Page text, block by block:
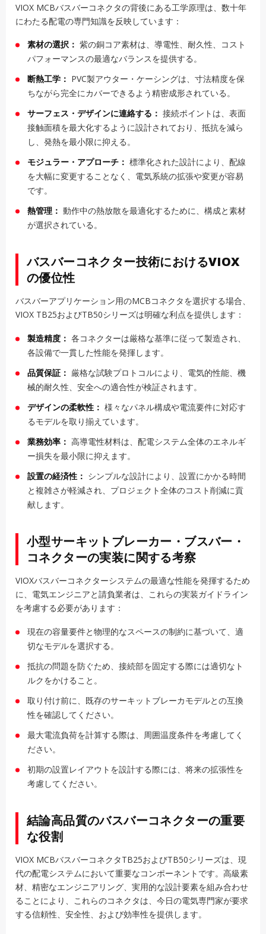
VIOX MCBバスバーコネクタの背後にある工学原理は、数十年
にわたる配電の専門知識を反映しています：
素材の選択： 紫の銅コア素材は、導電性、耐久性、コスト
パフォーマンスの最適なバランスを提供する。
断熱工学： PVC製アウター・ケーシングは、寸法精度を保
ちながら完全にカバーできるよう精密成形されている。
サーフェス・デザインに連絡する： 接続ポイントは、表面
接触面積を最大化するように設計されており、抵抗を減ら
し、発熱を最小限に抑える。
モジュラー・アプローチ： 標準化された設計により、配線
を大幅に変更することなく、電気系統の拡張や変更が容易
です。
熱管理： 動作中の熱放散を最適化するために、構成と素材
が選択されている。
バスバーコネクター技術におけるVIOX
の優位性
バスバーアプリケーション用のMCBコネクタを選択する場合、
VIOX TB25およびTB50シリーズは明確な利点を提供します：
製造精度： 各コネクターは厳格な基準に従って製造され、
各設備で一貫した性能を発揮します。
品質保証： 厳格な試験プロトコルにより、電気的性能、機
械的耐久性、安全への適合性が検証されます。
デザインの柔軟性： 様々なパネル構成や電流要件に対応す
るモデルを取り揃えています。
業務効率： 高導電性材料は、配電システム全体のエネルギ
ー損失を最小限に抑えます。
設置の経済性： シンプルな設計により、設置にかかる時間
と複雑さが軽減され、プロジェクト全体のコスト削減に貢
献します。
小型サーキットブレーカー・ブスバー・
コネクターの実装に関する考察
VIOXバスバーコネクターシステムの最適な性能を発揮するため
に、電気エンジニアと請負業者は、これらの実装ガイドライン
を考慮する必要があります：
現在の容量要件と物理的なスペースの制約に基づいて、適
切なモデルを選択する。
抵抗の問題を防ぐため、接続部を固定する際には適切なト
ルクをかけること。
取り付け前に、既存のサーキットブレーカモデルとの互換
性を確認してください。
最大電流負荷を計算する際は、周囲温度条件を考慮してく
ださい。
初期の設置レイアウトを設計する際には、将来の拡張性を
考慮してください。
結論高品質のバスバーコネクターの重要
な役割
VIOX MCBバスバーコネクタTB25およびTB50シリーズは、現
代の配電システムにおいて重要なコンポーネントです。高級素
材、精密なエンジニアリング、実用的な設計要素を組み合わせ
ることにより、これらのコネクタは、今日の電気専門家が要求
する信頼性、安全性、および効率性を提供します。